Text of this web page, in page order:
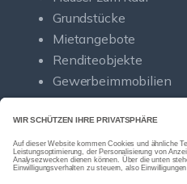
Grundstücke
Mietangebote
Renditeobjekte
Gewerbeimmobilien
© Sold Immobilien